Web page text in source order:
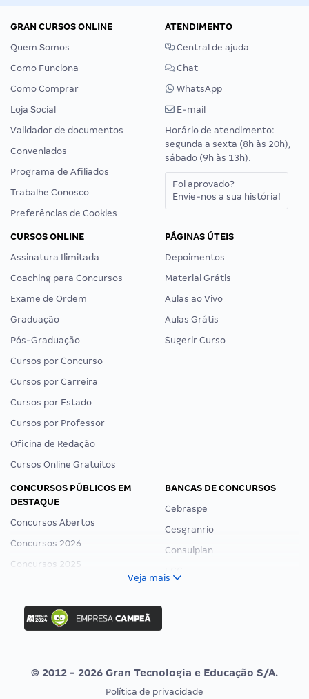
GRAN CURSOS ONLINE
Quem Somos
Como Funciona
Como Comprar
Loja Social
Validador de documentos
Conveniados
Programa de Afiliados
Trabalhe Conosco
Preferências de Cookies
ATENDIMENTO
Central de ajuda
Chat
WhatsApp
E-mail
Horário de atendimento:
segunda a sexta (8h às 20h),
sábado (9h às 13h).
Foi aprovado?
Envie-nos a sua história!
CURSOS ONLINE
Assinatura Ilimitada
Coaching para Concursos
Exame de Ordem
Graduação
Pós-Graduação
Cursos por Concurso
Cursos por Carreira
Cursos por Estado
Cursos por Professor
Oficina de Redação
Cursos Online Gratuitos
PÁGINAS ÚTEIS
Depoimentos
Material Grátis
Aulas ao Vivo
Aulas Grátis
Sugerir Curso
CONCURSOS PÚBLICOS EM
DESTAQUE
Concursos Abertos
Concursos 2026
Concursos 2025
Concurso Ibama
Concurso MPU
Editais publicados
BANCAS DE CONCURSOS
Cebraspe
Cesgranrio
Consulplan
Vunesp
Veja mais
© 2012 - 2026 Gran Tecnologia e Educação S/A.
Política de privacidade